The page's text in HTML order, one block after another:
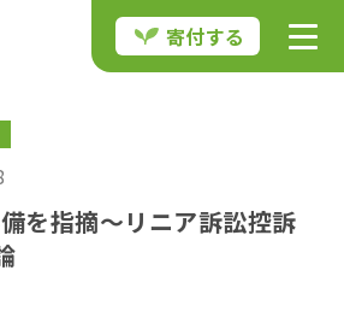
寄付する
を指摘〜リニア訴訟控訴